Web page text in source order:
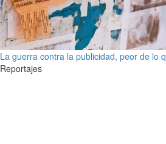
La guerra contra la publicidad, peor de lo
Reportajes